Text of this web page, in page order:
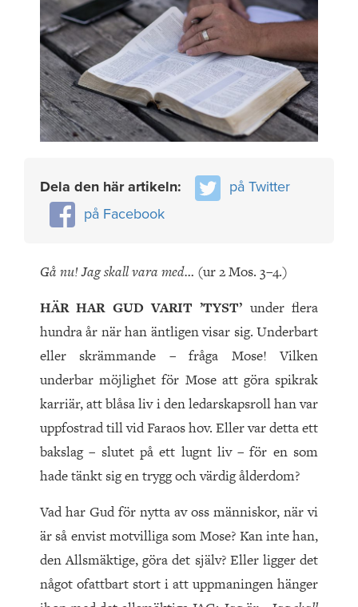
Dela den här artikeln:
på Twitter
på Facebook
Gå nu! Jag skall vara med… (ur 2 Mos. 3–4.)
HÄR HAR GUD VARIT ’TYST’ under flera
hundra år när han äntligen visar sig. Underbart
eller skrämmande – fråga Mose! Vilken
underbar möjlighet för Mose att göra spikrak
karriär, att blåsa liv i den ledarskapsroll han var
uppfostrad till vid Faraos hov. Eller var detta ett
bakslag – slutet på ett lugnt liv – för en som
hade tänkt sig en trygg och värdig ålderdom?
Vad har Gud för nytta av oss människor, när vi
är så envist motvilliga som Mose? Kan inte han,
den Allsmäktige, göra det själv? Eller ligger det
något ofattbart stort i att uppmaningen hänger